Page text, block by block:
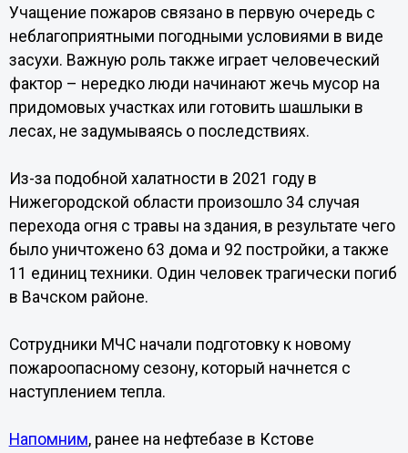
Учащение пожаров связано в первую очередь с
неблагоприятными погодными условиями в виде
засухи. Важную роль также играет человеческий
фактор – нередко люди начинают жечь мусор на
придомовых участках или готовить шашлыки в
лесах, не задумываясь о последствиях.
Из-за подобной халатности в 2021 году в
Нижегородской области произошло 34 случая
перехода огня с травы на здания, в результате чего
было уничтожено 63 дома и 92 постройки, а также
11 единиц техники. Один человек трагически погиб
в Вачском районе.
Сотрудники МЧС начали подготовку к новому
пожароопасному сезону, который начнется с
наступлением тепла.
Напомним, ранее на нефтебазе в Кстове